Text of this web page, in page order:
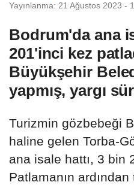
Yayınlanma: 21 Ağustos 2023 -
Bodrum'da ana
201'inci kez
Büyükşehir
yapmış, yargı
Turizmin gözbebeği
haline gelen Torba-
ana isale hattı, 3 bin
Patlamanın